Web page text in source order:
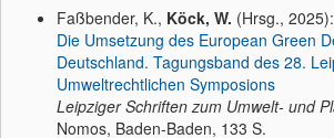
Faßbender, K., Köck, W. (Hrsg., 2025):
Die Umsetzung des European Green
Deutschland. Tagungsband des 28.
Umweltrechtlichen Symposions
Leipziger Schriften zum Umwelt- und
Nomos, Baden-Baden, 133 S.